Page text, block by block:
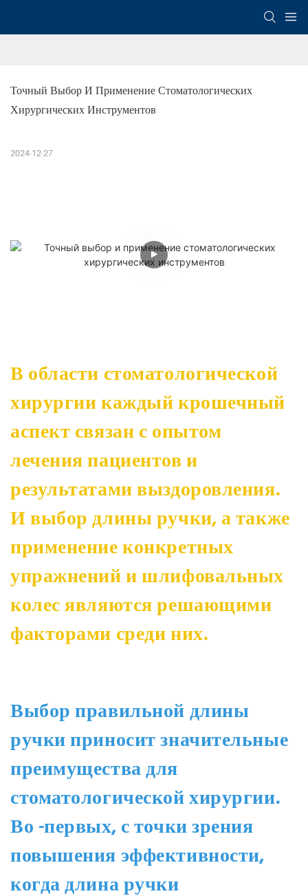
Точный Выбор И Применение Стоматологических
Хирургических Инструментов
2024-12-27
В области стоматологической
хирургии каждый крошечный
аспект связан с опытом
лечения пациентов и
результатами выздоровления.
И выбор длины ручки, а также
применение конкретных
упражнений и шлифовальных
колес являются решающими
факторами среди них.
Выбор правильной длины
ручки приносит значительные
преимущества для
стоматологической хирургии.
Во -первых, с точки зрения
повышения эффективности,
когда длина ручки